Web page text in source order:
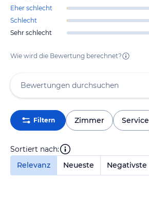
Eher schlecht
Schlecht
Sehr schlecht
Wie wird die Bewertung berechnet?
Filtern Zimmer Service
Sortiert nach:
Relevanz
Neueste Negativste